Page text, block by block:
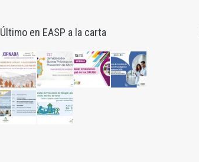
Último en EASP a la carta